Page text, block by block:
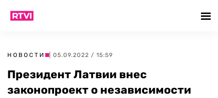
НОВОСТИ | 05.09.2022 / 15:59
Президент Латвии внес
законопроект о независимости